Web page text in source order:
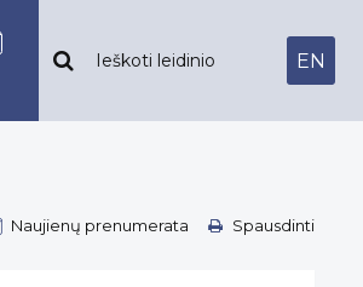
EN
Naujienų prenumerata Spausdinti